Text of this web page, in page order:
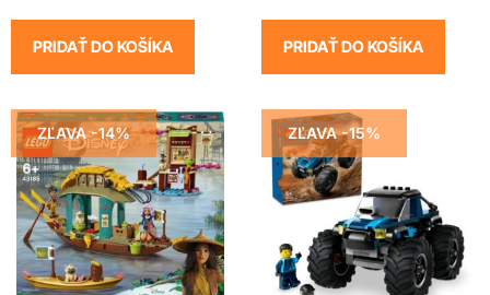
PRIDAŤ DO KOŠÍKA PRIDAŤ DO KOŠÍKA
ZĽAVA -14% ZĽAVA -15%